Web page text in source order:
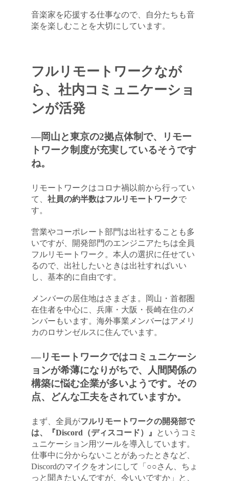
音楽家を応援する仕事なので、自分たちも音
楽を楽しむことを大切にしています。
フルリモートワークなが
ら、社内コミュニケーショ
ンが活発
―岡山と東京の2拠点体制で、リモー
トワーク制度が充実しているそうです
ね。
リモートワークはコロナ禍以前から行ってい
て、 社員の約半数はフルリモートワークで
す。
営業やコーポレート部門は出社することも多
いですが、開発部門のエンジニアたちは全員
フルリモートワーク。本人の選択に任せてい
るので、出社したいときは出社すればいい
し、基本的に自由です。
メンバーの居住地はさまざま。岡山・首都圏
在住者を中心に、兵庫・大阪・長崎在住のメ
ンバーもいます。海外事業メンバーはアメリ
カのロサンゼルスに住んでいます。
―リモートワークではコミュニケーシ
ョンが希薄になりがちで、人間関係の
構築に悩む企業が多いようです。その
点、どんな工夫をされていますか。
まず、全員がフルリモートワークの開発部で
は、『Discord（ディスコード）』 というコミ
ュニケーション用ツールを導入しています。
仕事中に分からないことがあったときなど、
Discordのマイクをオンにして「○○さん、ちょ
っと聞きたいんですが、今いいですか」と、